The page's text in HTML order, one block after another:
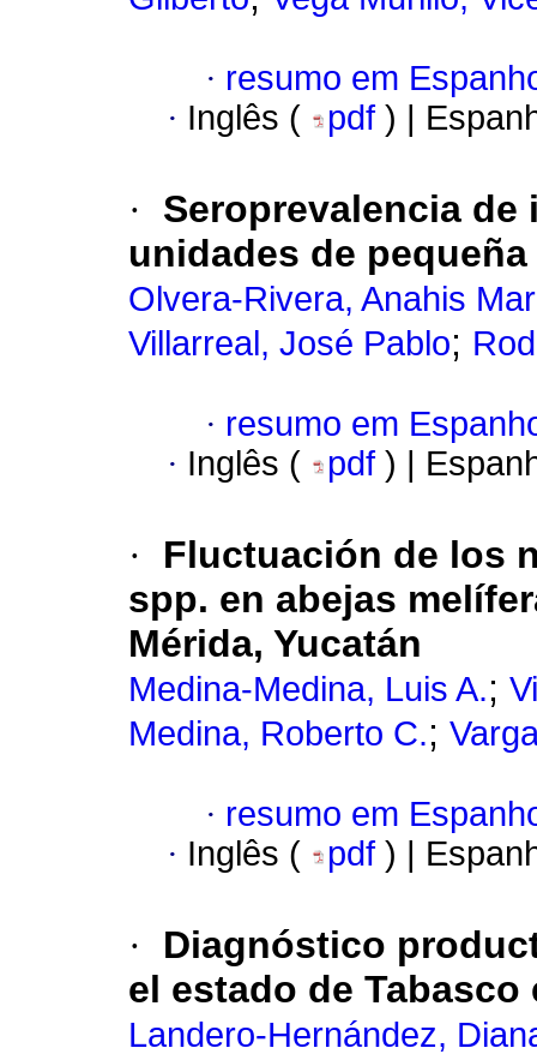
· resumo em
· Inglês ( pdf ) |
·
Seroprevalencia de
unidades de
Olvera-Rivera, Anahis
Villarreal, José Pablo;
· resumo em
· Inglês ( pdf ) |
·
Fluctuación de los
spp. en abejas
Mérida, Yucatán
Medina-Medina, Luis A.;
Medina, Roberto C.;
· resumo em
· Inglês ( pdf ) |
·
Diagnóstico
el estado de Tabasco
Landero-Hernández,